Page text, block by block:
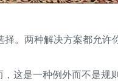
。两种解决方案都允许
这是一种例外而不是规